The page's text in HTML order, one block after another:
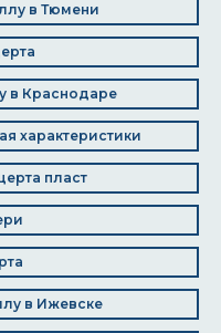
в Тюмени
в Краснодаре
характеристики
пласт
в Ижевске